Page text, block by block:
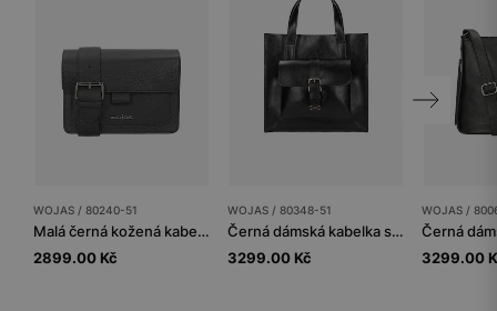
WOJAS / 80240-51
Malá černá kožená kabelka
2899.00 Kč
WOJAS / 80348-51
Černá dámská kabelka s vnější kapsou
3299.00 Kč
WOJAS /
3299.00